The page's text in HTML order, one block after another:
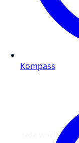
Jede Woche
Kompass